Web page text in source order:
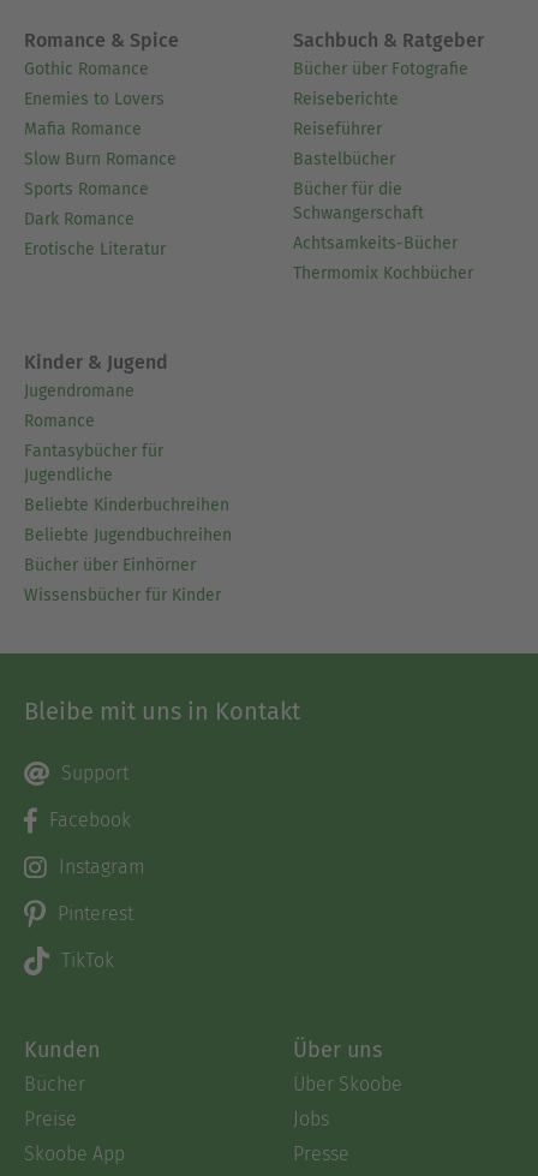
Romance & Spice
Gothic Romance
Enemies to Lovers
Mafia Romance
Slow Burn Romance
Sports Romance
Dark Romance
Erotische Literatur
Sachbuch & Ratgeber
Bücher über Fotografie
Reiseberichte
Reiseführer
Bastelbücher
Bücher für die
Schwangerschaft
Achtsamkeits-Bücher
Thermomix Kochbücher
Kinder & Jugend
Jugendromane
Romance
Fantasybücher für
Jugendliche
Beliebte Kinderbuchreihen
Beliebte Jugendbuchreihen
Bücher über Einhörner
Wissensbücher für Kinder
Bleibe mit uns in Kontakt
Support
Facebook
Instagram
Pinterest
TikTok
Kunden
Bücher
Preise
Skoobe App
Über uns
Über Skoobe
Jobs
Presse